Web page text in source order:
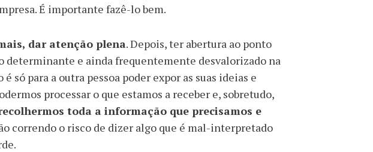
É importante fazê-lo bem.
dar atenção plena. Depois, ter abertura ao ponto
determinante e ainda frequentemente desvalorizado na
só para a outra pessoa poder expor as suas ideias e
processar o que estamos a receber e, sobretudo,
toda a informação que precisamos e
correndo o risco de dizer algo que é mal-interpretado